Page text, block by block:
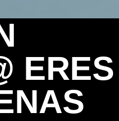
ERES